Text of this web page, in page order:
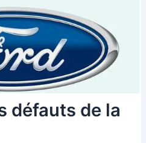
défauts de la